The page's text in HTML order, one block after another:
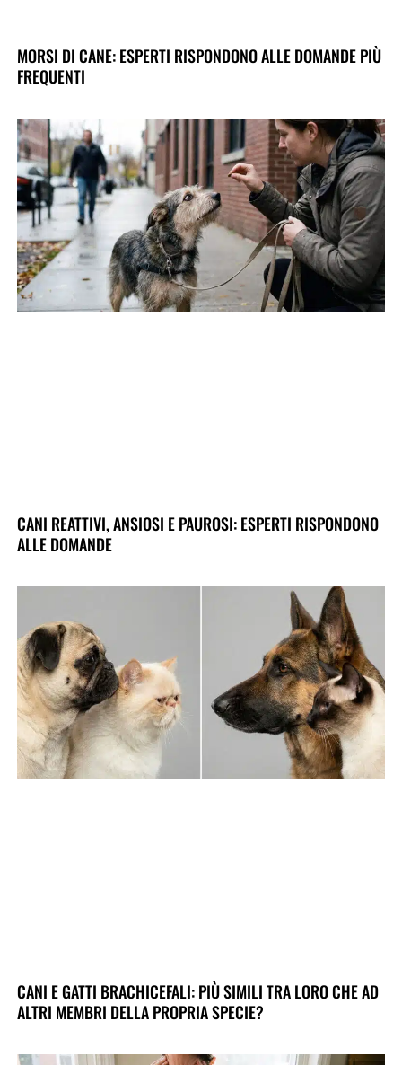
MORSI DI CANE: ESPERTI RISPONDONO ALLE DOMANDE PIÙ
FREQUENTI
CANI REATTIVI, ANSIOSI E PAUROSI: ESPERTI RISPONDONO
ALLE DOMANDE
CANI E GATTI BRACHICEFALI: PIÙ SIMILI TRA LORO CHE AD
ALTRI MEMBRI DELLA PROPRIA SPECIE?